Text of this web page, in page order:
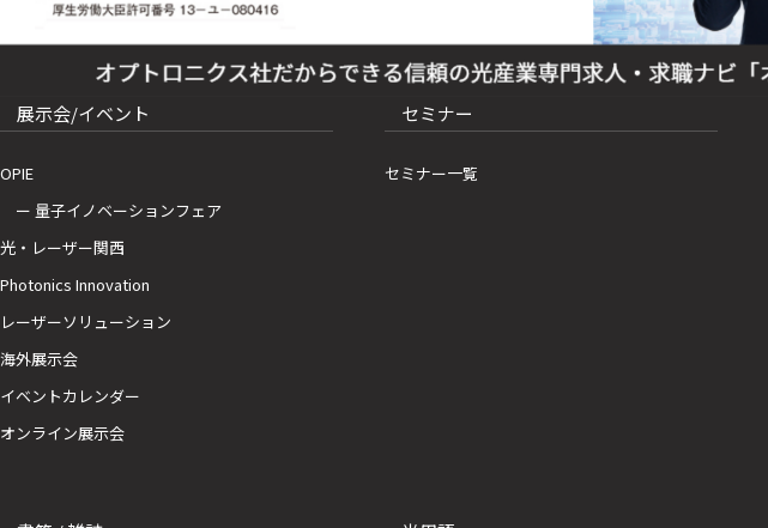
展示会/イベント
OPIE
ー 量子イノベーションフェア
光・レーザー関西
Photonics Innovation
レーザーソリューション
海外展示会
イベントカレンダー
オンライン展示会
セミナー
セミナー一覧